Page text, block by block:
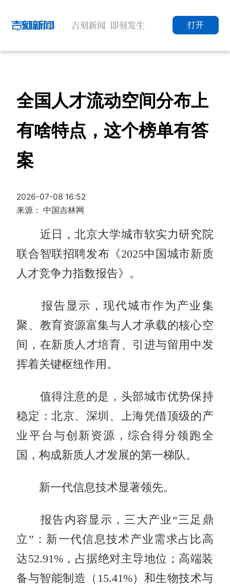
打开
全国人才流动空间分布上
有啥特点，这个榜单有答
案
2026-07-08 16:52
来源： 中国吉林网
近日，北京大学城市软实力研究院
联合智联招聘发布《2025中国城市新质
人才竞争力指数报告》。
报告显示，现代城市作为产业集
聚、教育资源富集与人才承载的核心空
间，在新质人才培育、引进与留用中发
挥着关键枢纽作用。
值得注意的是，头部城市优势保持
稳定：北京、深圳、上海凭借顶级的产
业平台与创新资源，综合得分领跑全
国，构成新质人才发展的第一梯队。
新一代信息技术显著领先。
报告内容显示，三大产业“三足鼎
立”：新一代信息技术产业需求占比高
达52.91%，占据绝对主导地位；高端装
备与智能制造（15.41%）和生物技术与